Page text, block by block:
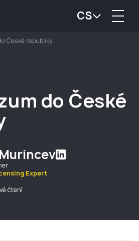
CS
České republiky
do České
Expert
čtení